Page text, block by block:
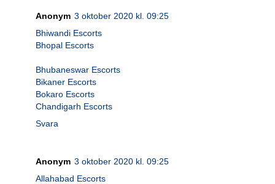
Anonym 3 oktober 2020 kl. 09:25
Bhiwandi Escorts
Bhopal Escorts
Bhubaneswar Escorts
Bikaner Escorts
Bokaro Escorts
Chandigarh Escorts
Svara
Anonym 3 oktober 2020 kl. 09:25
Allahabad Escorts